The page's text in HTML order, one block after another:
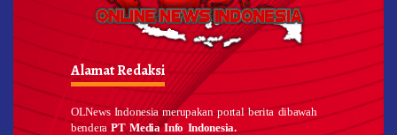
Alamat Redaksi
OLNews Indonesia merupakan portal berita dibawah
benderaPT Media Info Indonesia.